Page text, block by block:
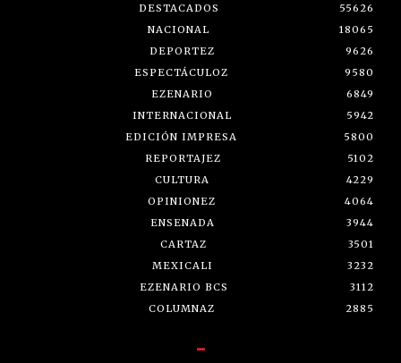
DESTACADOS
55626
NACIONAL
18065
DEPORTEZ
9626
ESPECTÁCULOZ
9580
EZENARIO
6849
INTERNACIONAL
5942
EDICIÓN IMPRESA
5800
REPORTAJEZ
5102
CULTURA
4229
OPINIONEZ
4064
ENSENADA
3944
CARTAZ
3501
MEXICALI
3232
EZENARIO BCS
3112
COLUMNAZ
2885
-